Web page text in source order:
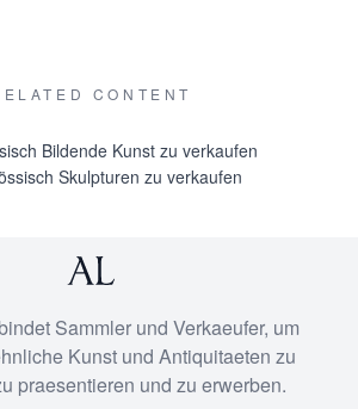
CONTENT
Bildende Kunst zu verkaufen
Skulpturen zu verkaufen
Sammler und Verkaeufer, um
Kunst und Antiquitaeten zu
praesentieren und zu erwerben.